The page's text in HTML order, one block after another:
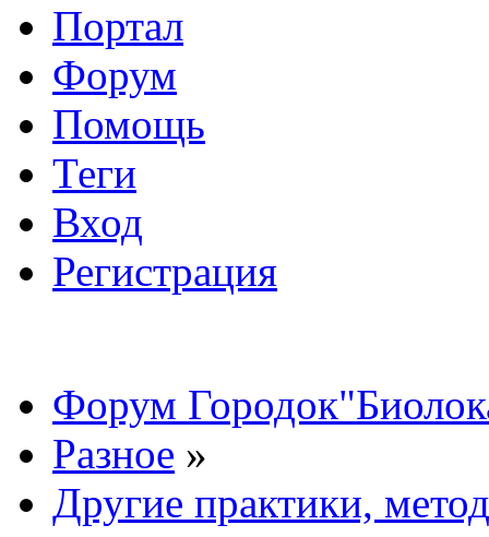
Портал
Форум
Помощь
Теги
Вход
Регистрация
Форум
Разное »
Другие практики,